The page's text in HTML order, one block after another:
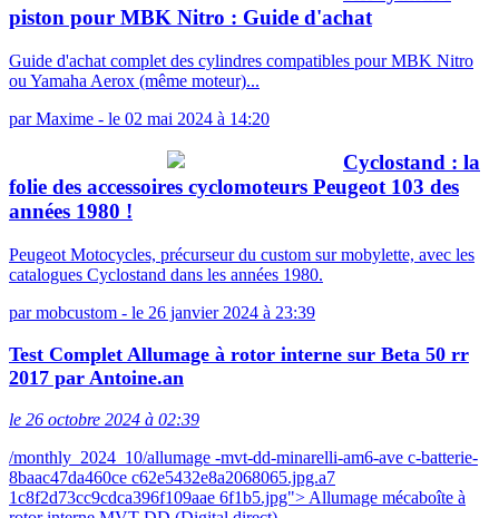
piston pour MBK Nitro : Guide d'achat
Guide d'achat complet des cylindres compatibles pour MBK Nitro
ou Yamaha Aerox (même moteur)...
parMaxime - le 02 mai 2024 à 14:20
Cyclostand : la
folie des accessoires cyclomoteurs Peugeot 103 des
années 1980 !
Peugeot Motocycles, précurseur du custom sur mobylette, avec les
catalogues Cyclostand dans les années 1980.
parmobcustom - le 26 janvier 2024 à 23:39
Test Complet Allumage à rotor interne sur Beta 50 rr
2017 par Antoine.an
le 26 octobre 2024 à 02:39
/monthly_2024_10/allumage -mvt-dd-minarelli-am6-ave c-batterie-
8baac47da460ce c62e5432e8a2068065.jpg.a7
1c8f2d73cc9cdca396f109aae 6f1b5.jpg"> Allumage mécaboîte à